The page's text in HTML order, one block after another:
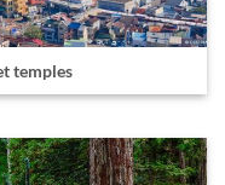
temples